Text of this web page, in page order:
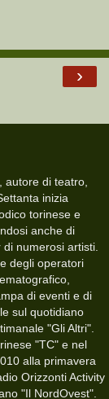
›
autore di teatro,
inizia
torinese e
anche di
numerosi artisti.
degli operatori
di eventi e di
sul quotidiano
"Gli Altri".
"TC" e nel
alla primavera
Orizzonti Activity
"Il NordOvest".